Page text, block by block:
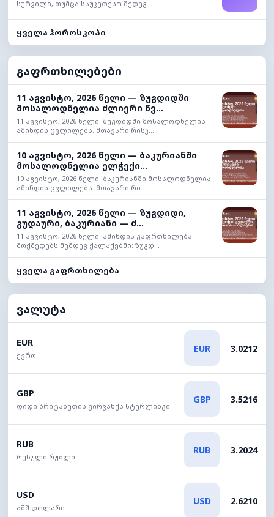
სურვილი, თუმცა საუკეთესო შედეგ...
ყველა ჰოროსკოპი
გაფრთხილებები
11 აგვისტო, 2026 წელი — ზუგდიდში
მოსალოდნელია ძლიერი წვ...
11 აგვისტო, 2026 წელი. ზუგდიდში მოსალოდნელია
ამინდის ცვლილება. მთავარი რისკ...
10 აგვისტო, 2026 წელი — ბაკურიანში
მოსალოდნელია ელჭექი...
10 აგვისტო, 2026 წელი. ბაკურიანში მოსალოდნელია
ამინდის ცვლილება. მთავარი რი...
11 აგვისტო, 2026 წელი — ზუგდიდი,
გუდაური, ბაკურიანი — ძ...
11 აგვისტო, 2026 წელი. ამინდის გაფრთხილება
მოქმედებს შემდეგ ქალაქებში: ზუგდ...
ყველა გაფრთხილება
ვალუტა
EUR
ევრო
EUR 3.0212
GBP
დიდი ბრიტანეთის გირვანქა სტერლინგი
GBP 3.5216
RUB
რუსული რუბლი
RUB 3.2024
USD
აშშ დოლარი
USD 2.6210